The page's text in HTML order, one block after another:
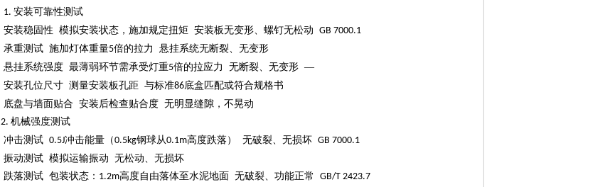
1. 安装可靠性测试
安装稳固性 模拟安装状态，施加规定扭矩 安装板无变形、螺钉无松动 GB 7000.1
承重测试 施加灯体重量5倍的拉力 悬挂系统无断裂、无变形
悬挂系统强度 最薄弱环节需承受灯重5倍的拉应力 无断裂、无变形 —
安装孔位尺寸 测量安装板孔距 与标准86底盒匹配或符合规格书
底盘与墙面贴合 安装后检查贴合度 无明显缝隙，不晃动
2. 机械强度测试
冲击测试 0.5J冲击能量（0.5kg钢球从0.1m高度跌落） 无破裂、无损坏 GB 7000.1
振动测试 模拟运输振动 无松动、无损坏
跌落测试 包装状态： 1.2m高度自由落体至水泥地面 无破裂、功能正常 GB/T 2423.7